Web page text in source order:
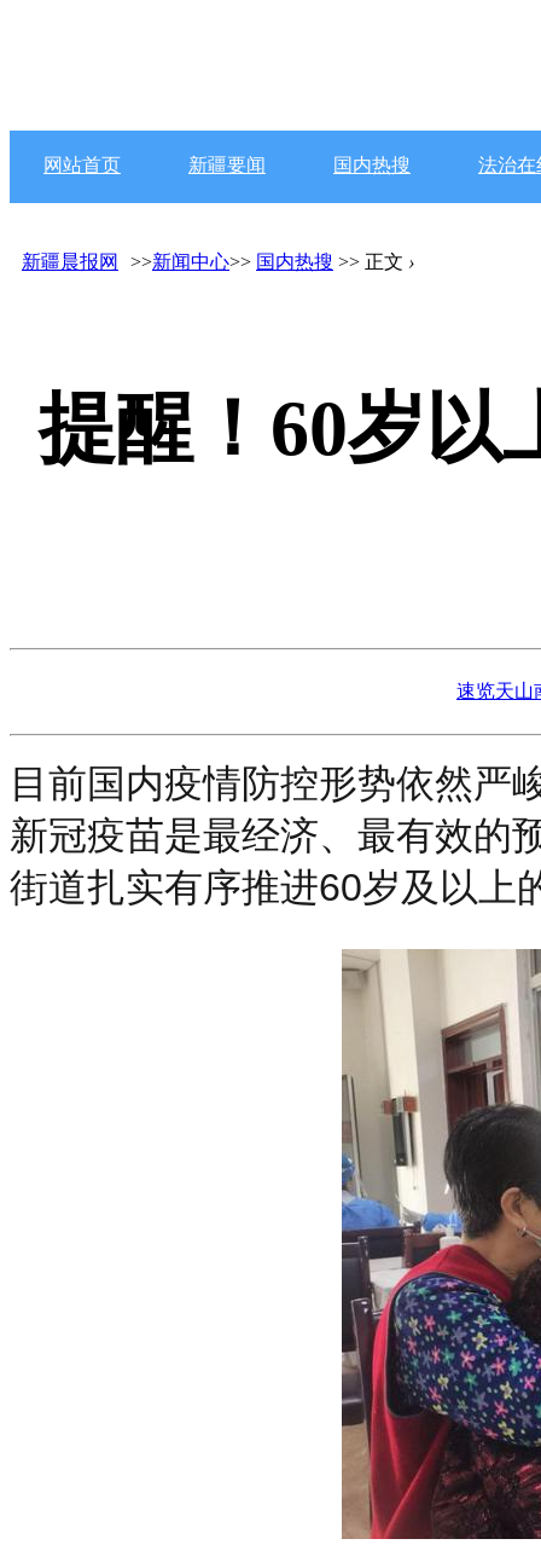
网站首页 新疆要闻 国内热搜 法治在
新疆晨报网 >>新闻中心>> 国内热搜 >> 正文 ›
提醒！60岁以
速览天山
目前国内疫情防控形势依然严
新冠疫苗是最经济、最有效的
街道扎实有序推进60岁及以上